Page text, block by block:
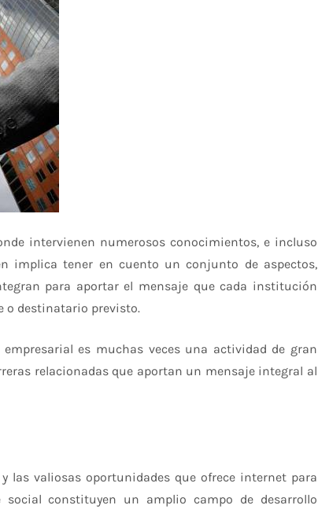
intervienen numerosos conocimientos, e incluso
implica tener en cuento un conjunto de aspectos,
para aportar el mensaje que cada institución
o destinatario previsto.
es muchas veces una actividad de gran
relacionadas que aportan un mensaje integral al
las valiosas oportunidades que ofrece internet para
constituyen un amplio campo de desarrollo